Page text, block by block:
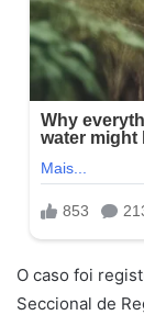
O caso foi
Seccional de